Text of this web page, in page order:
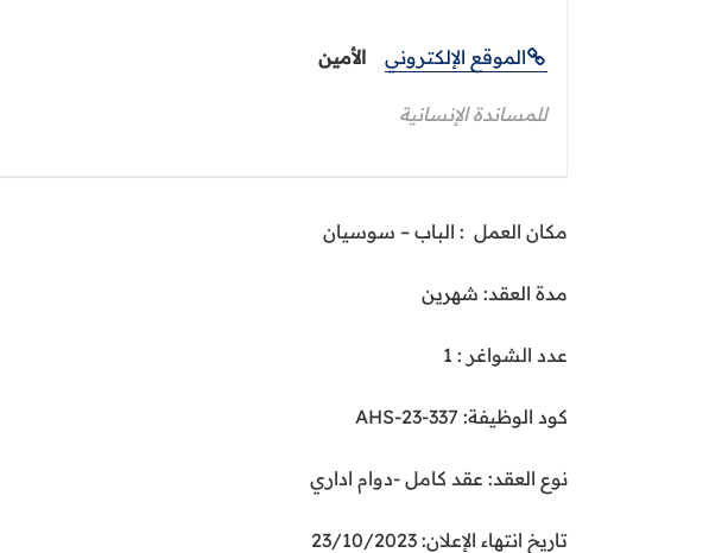
الموقع الإلكتروني الأمين
للمساندة الإنسانية
مكان العمل : الباب – سوسيان
مدة العقد: شهرين
عدد الشواغر : 1
كود الوظيفة: AHS-23-337
نوع العقد: عقد كامل -دوام اداري
تاريخ انتهاء الإعلان: 23/10/2023